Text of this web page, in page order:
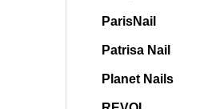
ParisNail
Patrisa Nail
Planet Nails